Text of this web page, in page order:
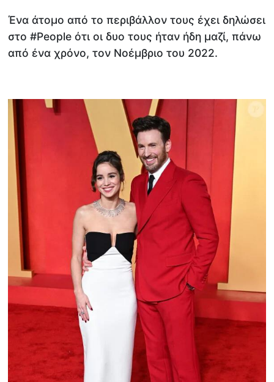
Ένα άτομο από το περιβάλλον τους έχει δηλώσει
στο #People ότι οι δυο τους ήταν ήδη μαζί, πάνω
από ένα χρόνο, τον Νοέμβριο του 2022.